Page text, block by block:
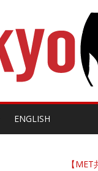
ENGLISH
【